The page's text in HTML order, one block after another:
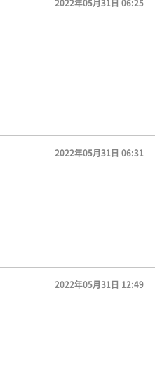
2022年05月31日 06:25
2022年05月31日 06:31
2022年05月31日 12:49